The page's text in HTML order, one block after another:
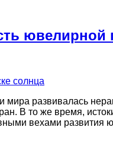
развивалась
В то же время,
вехами развития